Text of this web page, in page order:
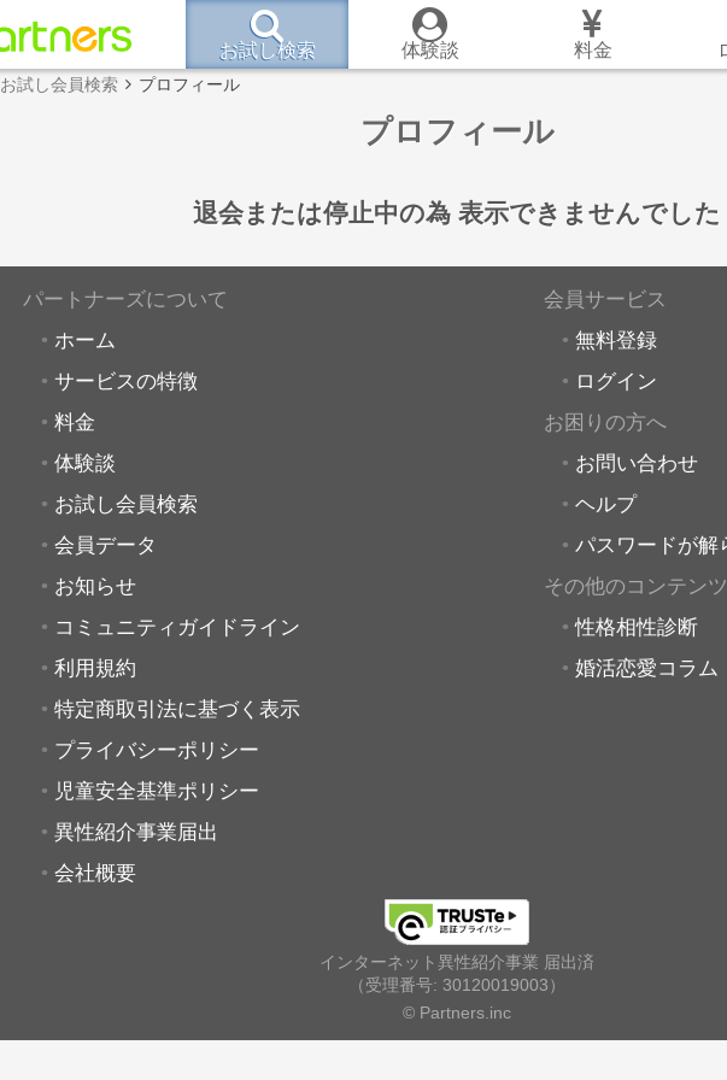
お試し検索 体験談 料金
お試し会員検索 プロフィール
プロフィール
退会または停止中の為 表示できませんでした
パートナーズについて
ホーム
サービスの特徴
料金
体験談
お試し会員検索
会員データ
お知らせ
コミュニティガイドライン
利用規約
特定商取引法に基づく表示
プライバシーポリシー
児童安全基準ポリシー
異性紹介事業届出
会社概要
会員サービス
無料登録
ログイン
お困りの方へ
お問い合わせ
ヘルプ
パスワードが解
その他のコンテンツ
性格相性診断
婚活恋愛コラム
インターネット異性紹介事業 届出済
（受理番号: 30120019003）
© Partners.inc